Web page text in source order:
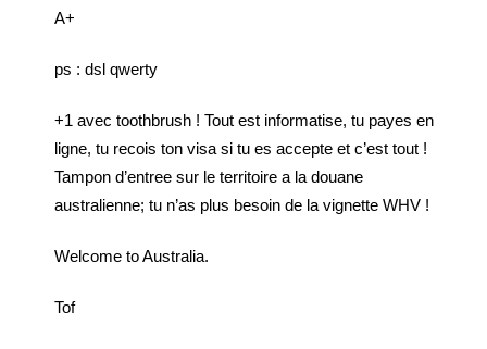
A+
ps : dsl qwerty
+1 avec toothbrush ! Tout est informatise, tu payes en
ligne, tu recois ton visa si tu es accepte et c’est tout !
Tampon d’entree sur le territoire a la douane
australienne; tu n’as plus besoin de la vignette WHV !
Welcome to Australia.
Tof